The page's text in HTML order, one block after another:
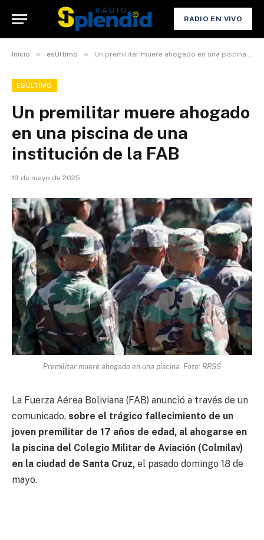
RADIO EN VIVO
Inicio » esÚltimo » Un premilitar muere ahogado en una piscina de una institución de la FAB
ESÚLTIMO
Un premilitar muere ahogado
en una piscina de una
institución de la FAB
19 de mayo de 2025
Premilitar muere ahogado en una piscina. Foto: RRSS
La Fuerza Aérea Boliviana (FAB) anunció a través de un
comunicado, sobre el trágico fallecimiento de un
joven premilitar de 17 años de edad, al ahogarse en
la piscina del Colegio Militar de Aviación (Colmilav)
en la ciudad de Santa Cruz, el pasado domingo 18 de
mayo.